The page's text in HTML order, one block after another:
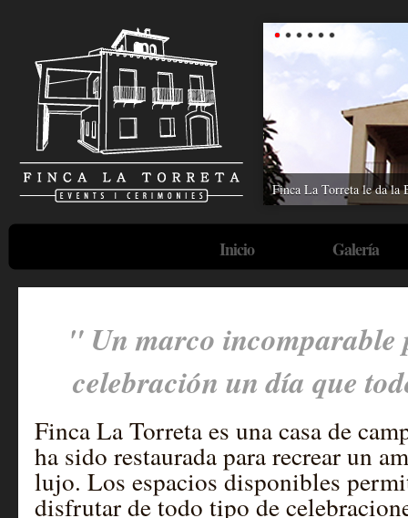
Finca La Torreta le da la
Inicio Galería
" Un marco incomparable
celebración un día que
Finca La Torreta es una casa de
ha sido restaurada para recrear un
lujo. Los espacios disponibles
disfrutar de todo tipo de